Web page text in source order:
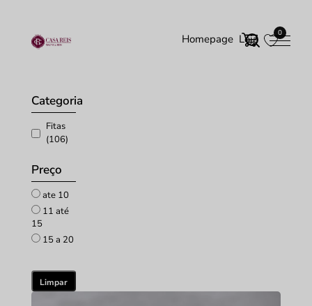
Homepage Loja 0
Categoria
Fitas
(106)
Preço
ate 10
11 até
15
15 a 20
Limpar